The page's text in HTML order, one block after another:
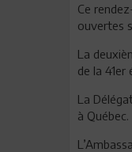
Ce
ouvertes
La
de la 41er
La
à Québec.